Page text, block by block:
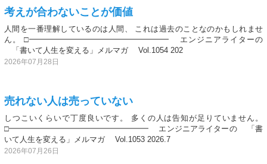
考えが合わないことが価値
人間を一番理解しているのは人間、 これは過去のことなのかもしれませ
ん。 □━━━━━━━━━━━━━━━━━━ エンジニアライターの
「書いて人生を変える」メルマガ Vol.1054 202
2026年07月28日
売れない人は売っていない
しつこいくらいで丁度良いです。 多くの人は告知が足りていません。
□━━━━━━━━━━━━━━━━━━ エンジニアライターの 「書
いて人生を変える」メルマガ Vol.1053 2026.7
2026年07月26日